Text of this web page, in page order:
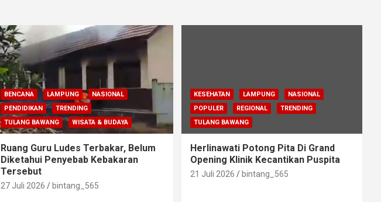
BENCANA LAMPUNG
NASIONAL
PENDIDIKAN
TRENDING
TULANG BAWANG
WISATA & BUDAYA
Ruang Guru Ludes Terbakar, Belum
Diketahui Penyebab Kebakaran
Tersebut
27 Juli 2026 bintang_565
KESEHATAN LAMPUNG
NASIONAL
POPULER
REGIONAL
TRENDING
TULANG BAWANG
Herlinawati Potong Pita Di Grand
Opening Klinik Kecantikan Puspita
21 Juli 2026 bintang_565